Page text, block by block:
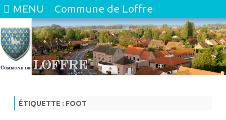
MENU Commune de Loffre
ÉTIQUETTE : FOOT